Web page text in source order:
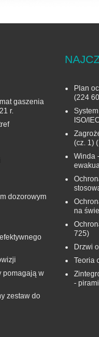
gaszenia
r.
dozorowym
pomagają w
zestaw do
Plan
(224
ISO/
(cz. 1)
Winda
na
725)
Drzwi
Teoria
-